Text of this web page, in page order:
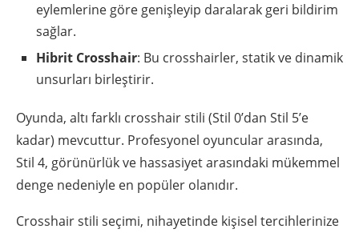
eylemlerine göre genişleyip daralarak geri bildirim
sağlar.
Hibrit Crosshair: Bu crosshairler, statik ve dinamik
unsurları birleştirir.
Oyunda, altı farklı crosshair stili (Stil 0’dan Stil 5’e
kadar) mevcuttur. Profesyonel oyuncular arasında,
Stil 4, görünürlük ve hassasiyet arasındaki mükemmel
denge nedeniyle en popüler olanıdır.
Crosshair stili seçimi, nihayetinde kişisel tercihlerinize